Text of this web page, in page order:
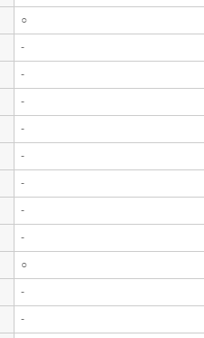
○
-
-
-
-
-
-
-
-
○
-
-